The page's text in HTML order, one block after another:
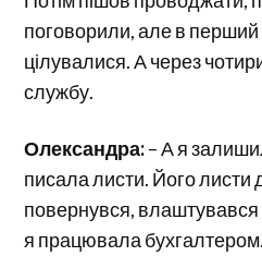
поговорили, але в перший
цілувалися. А через
службу.
Олександра:– А я
писала листи. Його листи
повернувся,
я працювала